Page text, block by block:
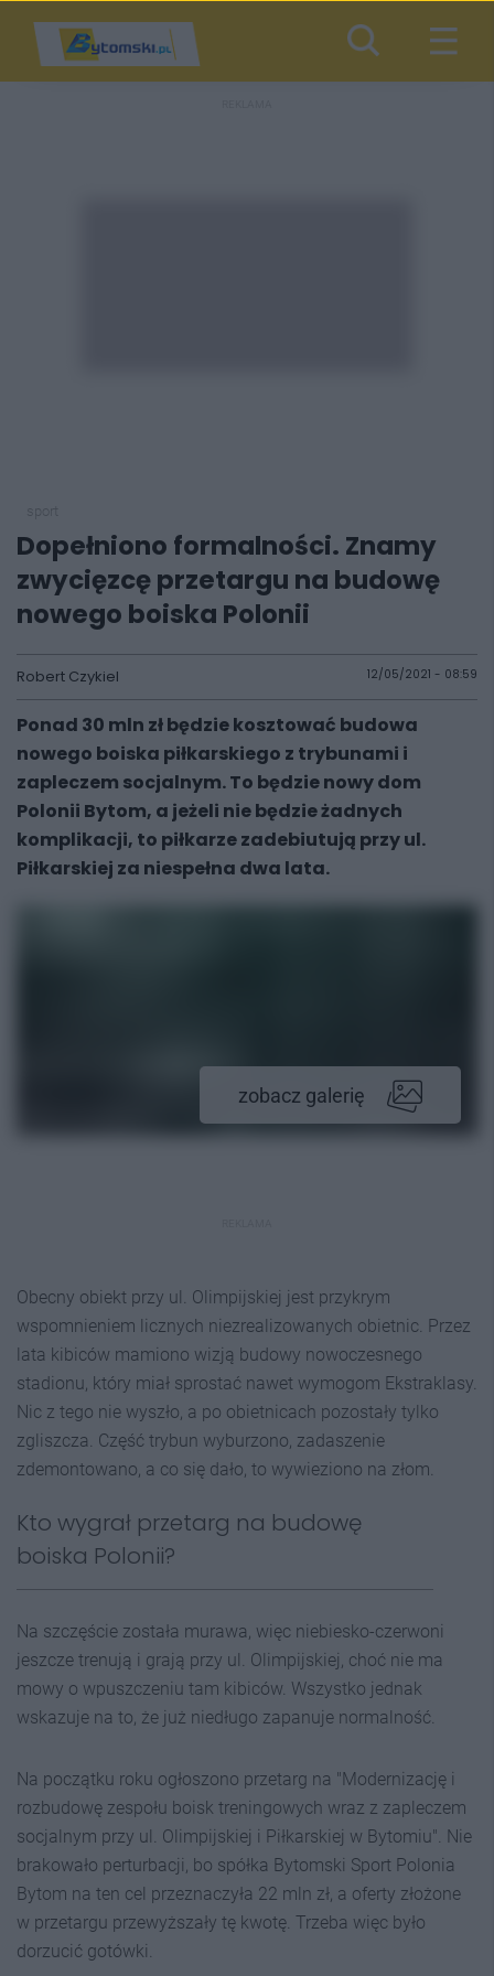
Dopełniono formalności. Znamy
zwycięzcę przetargu na budowę
nowego boiska Polonii
Robert Czykiel 12/05/2021 - 08:59
Ponad 30 mln zł będzie kosztować budowa
nowego boiska piłkarskiego z trybunami i
zapleczem socjalnym. To będzie nowy dom
Polonii Bytom, a jeżeli nie będzie żadnych
komplikacji, to piłkarze zadebiutują przy ul.
Piłkarskiej za niespełna dwa lata.
zobacz galerię
Obecny obiekt przy ul. Olimpijskiej jest przykrym
wspomnieniem licznych niezrealizowanych obietnic. Przez
lata kibiców mamiono wizją budowy nowoczesnego
stadionu, który miał sprostać nawet wymogom Ekstraklasy.
Nic z tego nie wyszło, a po obietnicach pozostały tylko
zgliszcza. Część trybun wyburzono, zadaszenie
zdemontowano, a co się dało, to wywieziono na złom.
Kto wygrał przetarg na budowę
boiska Polonii?
Na szczęście została murawa, więc niebiesko-czerwoni
jeszcze trenują i grają przy ul. Olimpijskiej, choć nie ma
mowy o wpuszczeniu tam kibiców. Wszystko jednak
wskazuje na to, że już niedługo zapanuje normalność.
Na początku roku ogłoszono przetarg na "Modernizację i
rozbudowę zespołu boisk treningowych wraz z zapleczem
socjalnym przy ul. Olimpijskiej i Piłkarskiej w Bytomiu". Nie
brakowało perturbacji, bo spółka Bytomski Sport Polonia
Bytom na ten cel przeznaczyła 22 mln zł, a oferty złożone
w przetargu przewyższały tę kwotę. Trzeba więc było
dorzucić gotówki.